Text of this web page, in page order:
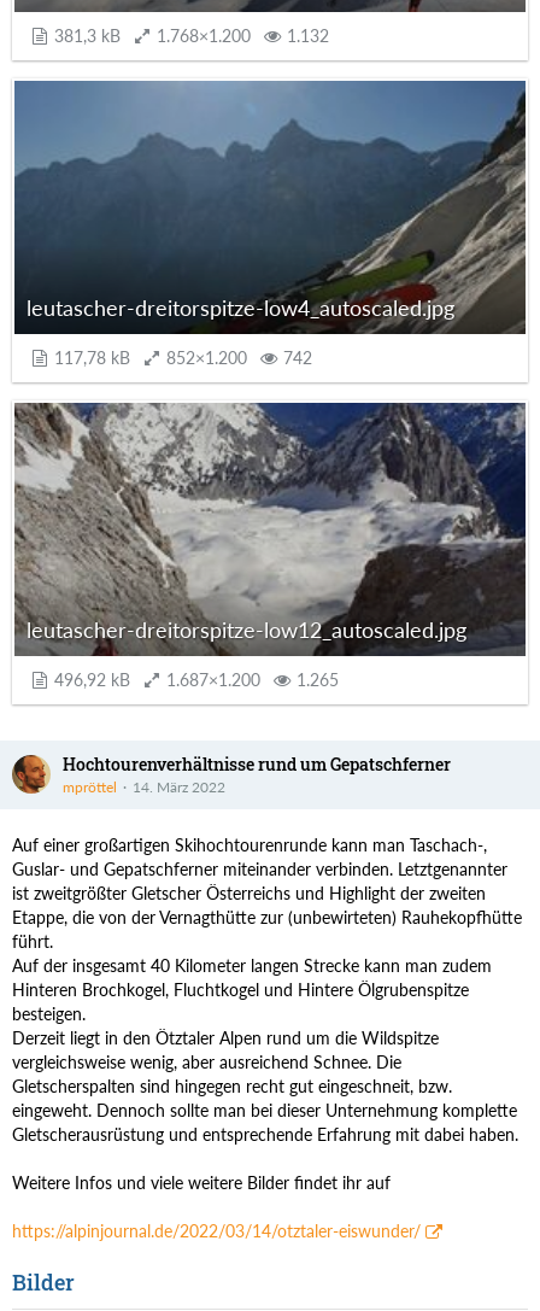
381,3 kB 1.768×1.200 1.132
leutascher-dreitorspitze-low4_autoscaled.jpg
117,78 kB 852×1.200 742
leutascher-dreitorspitze-low12_autoscaled.jpg
496,92 kB 1.687×1.200 1.265
Hochtourenverhältnisse rund um Gepatschferner
mpröttel 14. März 2022
Auf einer großartigen Skihochtourenrunde kann man Taschach-,
Guslar- und Gepatschferner miteinander verbinden. Letztgenannter
ist zweitgrößter Gletscher Österreichs und Highlight der zweiten
Etappe, die von der Vernagthütte zur (unbewirteten) Rauhekopfhütte
führt.
Auf der insgesamt 40 Kilometer langen Strecke kann man zudem
Hinteren Brochkogel, Fluchtkogel und Hintere Ölgrubenspitze
besteigen.
Derzeit liegt in den Ötztaler Alpen rund um die Wildspitze
vergleichsweise wenig, aber ausreichend Schnee. Die
Gletscherspalten sind hingegen recht gut eingeschneit, bzw.
eingeweht. Dennoch sollte man bei dieser Unternehmung komplette
Gletscherausrüstung und entsprechende Erfahrung mit dabei haben.
Weitere Infos und viele weitere Bilder findet ihr auf
https://alpinjournal.de/2022/03/14/otztaler-eiswunder/
Bilder